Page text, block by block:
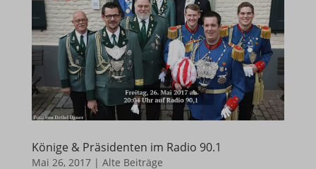
Könige & Präsidenten im Radio 90.1
Mai 26, 2017| Alte Beiträge